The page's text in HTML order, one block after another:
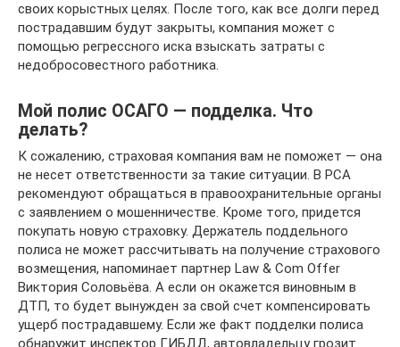
своих корыстных целях. После того, как все долги перед
пострадавшим будут закрыты, компания может с
помощью регрессного иска взыскать затраты с
недобросовестного работника.
Мой полис ОСАГО — подделка. Что
делать?
К сожалению, страховая компания вам не поможет — она
не несет ответственности за такие ситуации. В РСА
рекомендуют обращаться в правоохранительные органы
с заявлением о мошенничестве. Кроме того, придется
покупать новую страховку. Держатель поддельного
полиса не может рассчитывать на получение страхового
возмещения, напоминает партнер Law & Com Offer
Виктория Соловьёва. А если он окажется виновным в
ДТП, то будет вынужден за свой счет компенсировать
ущерб пострадавшему. Если же факт подделки полиса
обнаружит инспектор ГИБДД, автовладельцу грозит